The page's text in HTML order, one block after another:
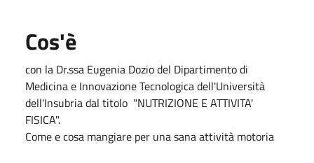
Cos'è
con la Dr.ssa Eugenia Dozio del Dipartimento di
Medicina e Innovazione Tecnologica dell'Università
dell'Insubria dal titolo "NUTRIZIONE E ATTIVITA'
FISICA".
Come e cosa mangiare per una sana attività motoria